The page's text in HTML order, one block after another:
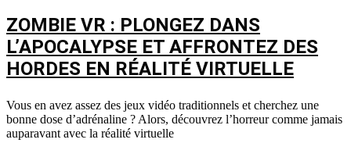
ZOMBIE VR : PLONGEZ DANS
L’APOCALYPSE ET AFFRONTEZ DES
HORDES EN RÉALITÉ VIRTUELLE
Vous en avez assez des jeux vidéo traditionnels et cherchez une
bonne dose d’adrénaline ? Alors, découvrez l’horreur comme jamais
auparavant avec la réalité virtuelle